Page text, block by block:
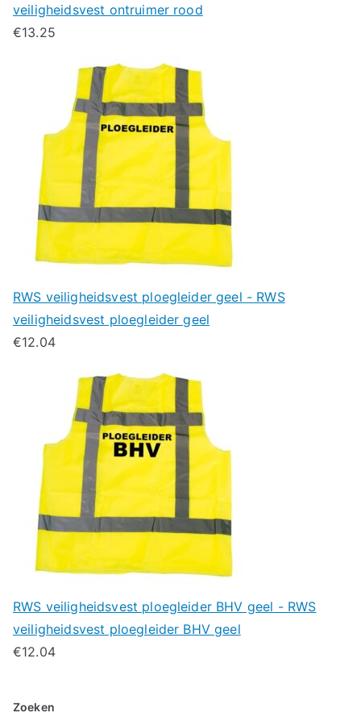
veiligheidsvest ontruimer rood
€13.25
RWS veiligheidsvest ploegleider geel - RWS
veiligheidsvest ploegleider geel
€12.04
RWS veiligheidsvest ploegleider BHV geel - RWS
veiligheidsvest ploegleider BHV geel
€12.04
Zoeken